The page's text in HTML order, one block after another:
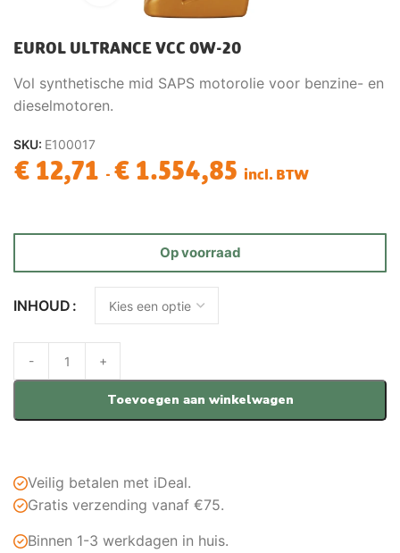
EUROL ULTRANCE VCC 0W-20
Vol synthetische mid SAPS motorolie voor benzine- en
dieselmotoren.
SKU: E100017
€ 12,71 - € 1.554,85 incl. BTW
Op voorraad
INHOUD
Toevoegen aan winkelwagen
Veilig betalen met iDeal.
Gratis verzending vanaf €75.
Binnen 1-3 werkdagen in huis.